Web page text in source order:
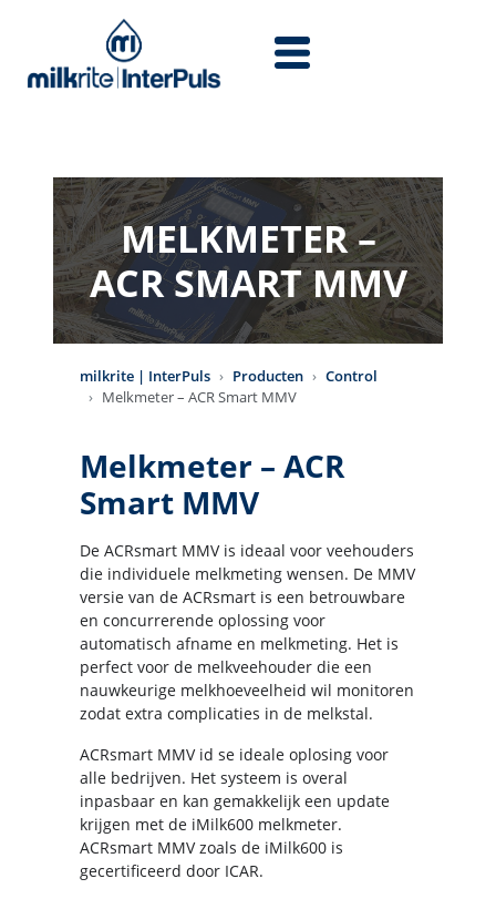
MELKMETER –
ACR SMART MMV
milkrite | InterPuls Producten
Control
Melkmeter – ACR Smart MMV
Melkmeter – ACR
Smart MMV
De ACRsmart MMV is ideaal voor veehouders
die individuele melkmeting wensen. De MMV
versie van de ACRsmart is een betrouwbare
en concurrerende oplossing voor
automatisch afname en melkmeting. Het is
perfect voor de melkveehouder die een
nauwkeurige melkhoeveelheid wil monitoren
zodat extra complicaties in de melkstal.
ACRsmart MMV id se ideale oplosing voor
alle bedrijven. Het systeem is overal
inpasbaar en kan gemakkelijk een update
krijgen met de iMilk600 melkmeter.
ACRsmart MMV zoals de iMilk600 is
gecertificeerd door ICAR.